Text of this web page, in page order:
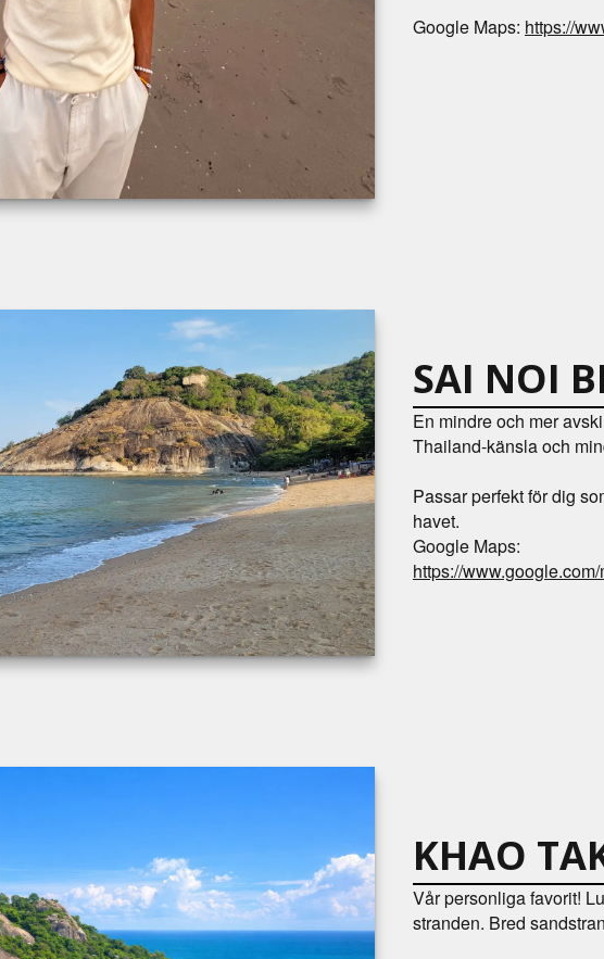
Google Maps: https://
SAI NOI
En mindre och mer
Thailand-känsla och
Passar perfekt för dig
havet.
Google Maps:
https://
KHAO
Vår personliga favorit!
stranden. Bred